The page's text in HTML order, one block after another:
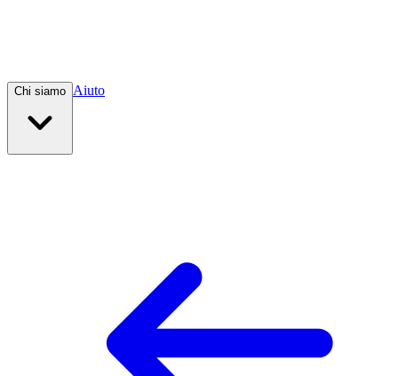
Chi siamo Aiuto